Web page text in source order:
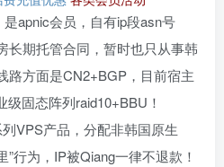
apnic会员，自有ip段asn号
长期托管合同，暂时也只从事韩
路方面是CN2+BGP，目前宿主
固态阵列raid10+BBU！
VPS产品，分配非韩国原生
行为，IP被Qiang一律不退款！